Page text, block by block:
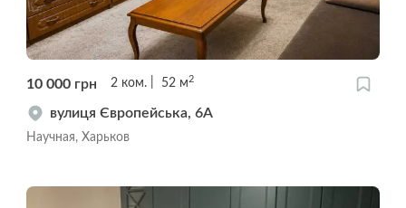
10 000 грн 2 ком. 52 м 2
вулиця Європейська, 6А
Научная, Харьков